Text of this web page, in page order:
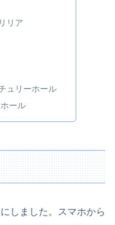
リア
ュリーホール
ール
しました。スマホから